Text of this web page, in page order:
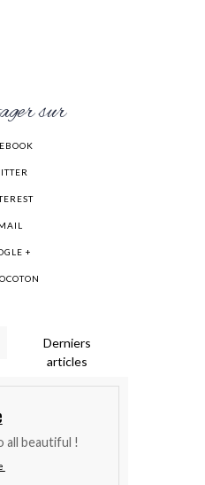
sur
+
Derniers
articles
all beautiful !